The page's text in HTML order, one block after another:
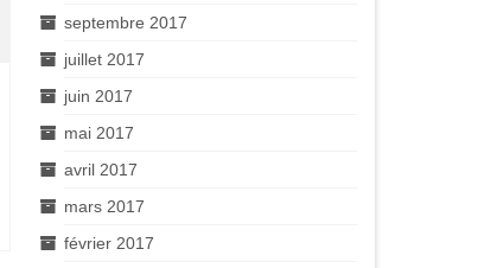
septembre 2017
juillet 2017
juin 2017
mai 2017
avril 2017
mars 2017
février 2017